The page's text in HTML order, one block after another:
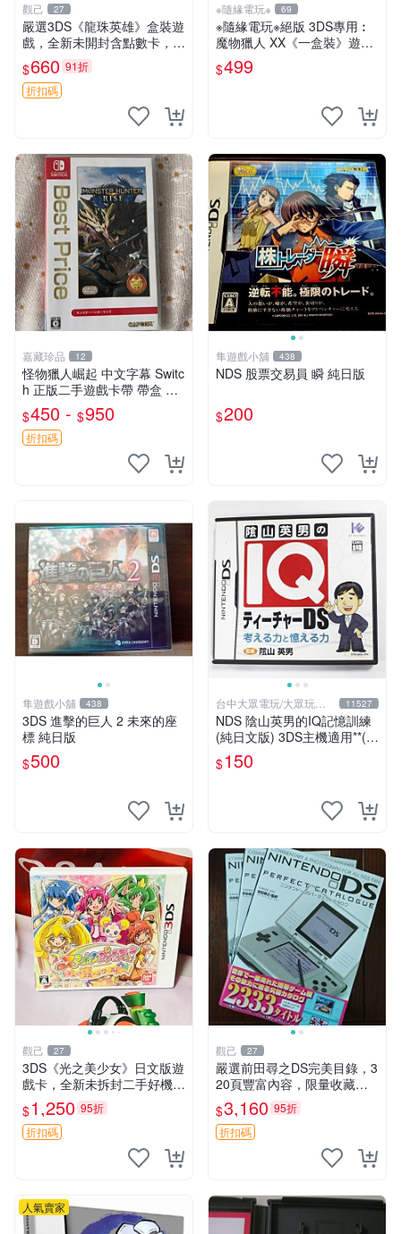
觀己 27
嚴選3DS《龍珠英雄》盒裝遊
戲，全新未開封含點數卡，3
D畫面超凡Experience遊戲樂
趣 玩家 競技 國產電玩
$660 91折
折扣碼
※隨緣電玩※ 69
※隨緣電玩※絕版 3DS專用︰
魔物獵人 XX《一盒裝》遊戲
片㊣正版㊣如圖示
$499
嘉藏珍品 12
怪物獵人崛起 中文字幕 Switc
h 正版二手遊戲卡帶 帶盒 港
版 日版 美版 隨機發 Switch
武器 攻略本 Switch 主機 創
意道具
$450 - $950
折扣碼
隼遊戲小舖 438
NDS 股票交易員 瞬 純日版
$200
隼遊戲小舖 438
3DS 進擊的巨人 2 未來的座
標 純日版
$500
台中大眾電玩/大眾玩具
店
11527
NDS 陰山英男的IQ記憶訓練
(純日文版) 3DS主機適用**(二
手商品)【台中大眾電玩】
$150
觀己 27
3DS《光之美少女》日文版遊
戲卡，全新未拆封二手好機，
直送無虞 3ds 光之美少女 日
版 游戲卡
$1,250 95折
折扣碼
觀己 27
嚴選前田尋之DS完美目錄，3
20頁豐富內容，限量收藏佳
品 時代典藏 書籍收藏 時代典
藏 書籍收藏 目錄收藏
$3,160 95折
折扣碼
人氣賣家